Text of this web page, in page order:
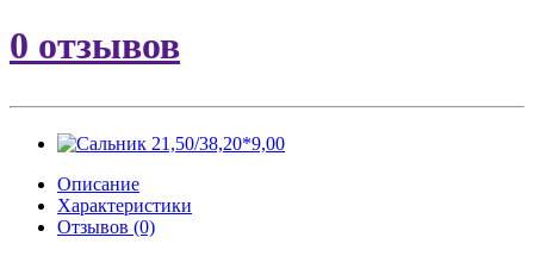
0 отзывов
Описание
Характеристики
Отзывов (0)